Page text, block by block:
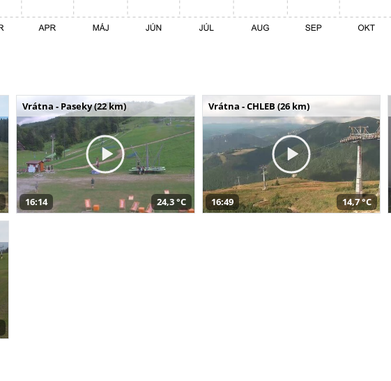
Vrátna - Paseky (22 km)
16:14 24,3 °C
Vrátna - CHLEB (26 km)
16:49 14,7 °C